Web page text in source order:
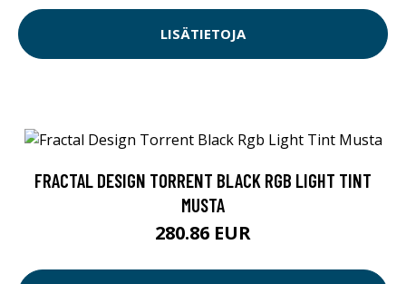
LISÄTIETOJA
FRACTAL DESIGN TORRENT BLACK RGB LIGHT TINT
MUSTA
280.86 EUR